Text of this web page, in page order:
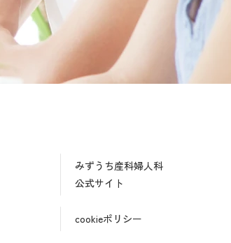
みずうち産科婦人科
公式サイト
cookieポリシー